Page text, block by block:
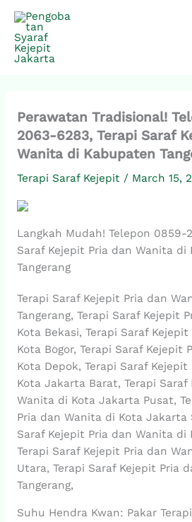
content
Perawatan Tradisional!
2063-6283, Terapi Saraf
Wanita di Kabupaten
Terapi Saraf Kejepit / March 15,
Langkah Mudah! Telepon 0859-
Saraf Kejepit Pria dan Wanita di
Tangerang
Terapi Saraf Kejepit Pria dan
Tangerang, Terapi Saraf Kejepit
Kota Bekasi, Terapi Saraf
Kota Bogor, Terapi Saraf Kejepit
Kota Depok, Terapi Saraf
Kota Jakarta Barat, Terapi Saraf
Wanita di Kota Jakarta Pusat,
Pria dan Wanita di Kota Jakarta
Saraf Kejepit Pria dan Wanita di
Terapi Saraf Kejepit Pria dan
Utara, Terapi Saraf Kejepit Pria
Tangerang,
Suhu Hendra Kwan: Pakar